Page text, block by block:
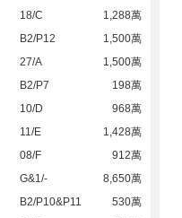
18/C
1,288萬
B2/P12
1,500萬
27/A
1,500萬
B2/P7
198萬
10/D
968萬
11/E
1,428萬
08/F
912萬
G&1/-
8,650萬
B2/P10&P11
530萬